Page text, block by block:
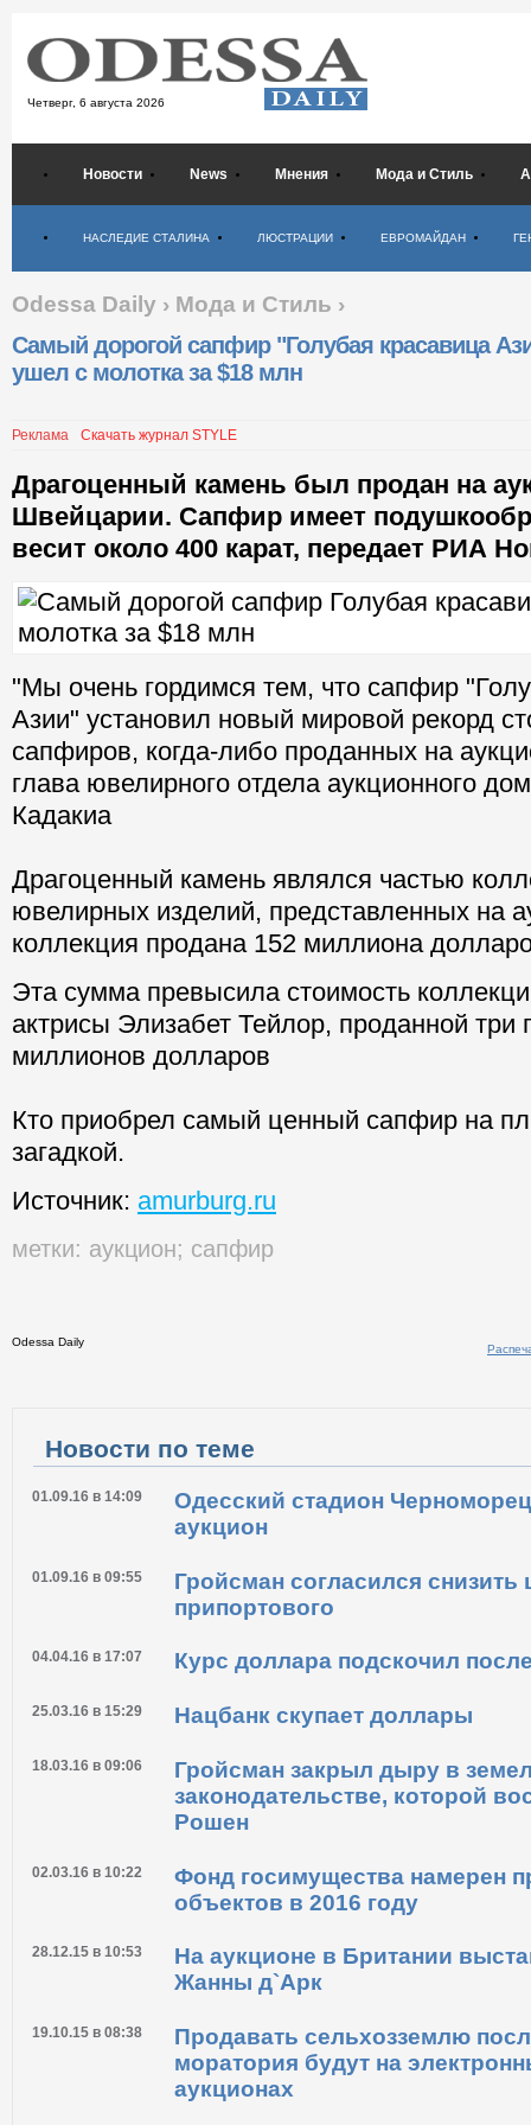
Четверг, 6 августа 2026
Новости News Мнения Мода и Стиль
НАСЛЕДИЕ СТАЛИНА ЛЮСТРАЦИИ ЕВРОМАЙДАН
Odessa Daily › Мода и Стиль ›
Самый дорогой сапфир "Голубая красавица
ушел с молотка за $18 млн
Реклама Скачать журнал STYLE
Драгоценный камень был продан на
Швейцарии. Сапфир имеет
весит около 400 карат, передает РИА
"Мы очень гордимся тем, что сапфир
Азии" установил новый мировой рекорд
сапфиров, когда-либо проданных на
глава ювелирного отдела аукционного
Кадакиа
Драгоценный камень являлся частью
ювелирных изделий, представленных на
коллекция продана 152 миллиона
Эта сумма превысила стоимость
актрисы Элизабет Тейлор, проданной три
миллионов долларов
Кто приобрел самый ценный сапфир на
загадкой.
Источник: amurburg.ru
метки: аукцион; сапфир
Odessa Daily
Новости по теме
01.09.16 в 14:09
Одесский стадион
аукцион
01.09.16 в 09:55
Гройсман согласился снизить
припортового
Курс доллара подскочил
Нацбанк скупает доллары
законодательстве, которой
Рошен
02.03.16 в 10:22
Фонд госимущества намерен
объектов в 2016 году
28.12.15 в 10:53
На аукционе в Британии
Жанны д`Арк
Продавать сельхозземлю